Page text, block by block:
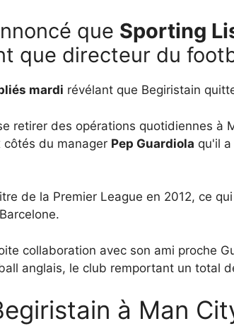
que Sporting
que directeur du
mardi révélant que Begiristain
retirer des opérations quotidiennes à
du manager Pep Guardiola qu'il
de la Premier League en 2012, ce
collaboration avec son ami proche
anglais, le club remportant un total
à Man